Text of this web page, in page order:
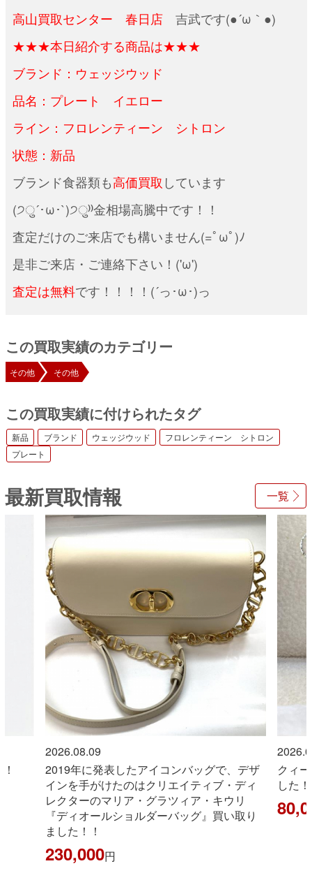
高山買取センター 春日店 吉武です(●´ω｀●)
★★★本日紹介する商品は★★★
ブランド：ウェッジウッド
品名：プレート イエロー
ライン：フロレンティーン シトロン
状態：新品
ブランド食器類も高価買取 しています
(੭ु´･ω･`)੭ु⁾⁾金相場高騰中です！！
査定だけのご来店でも構いません(=ﾟωﾟ)ﾉ
是非ご来店・ご連絡下さい！('ω')
査定は無料です！！！！(´っ･ω･)っ
この買取実績のカテゴリー
その他 その他
この買取実績に付けられたタグ
新品 ブランド ウェッジウッド
フロレンティーン シトロン
プレート
一覧
最新買取情報
2026.08.09
2019年に発表したアイコンバッグで、デザ
インを手がけたのはクリエイティブ・ディ
レクターのマリア・グラツィア・キウリ
『ディオールショルダーバッグ』買い取り
ました！！
230,000円
クィ
した！